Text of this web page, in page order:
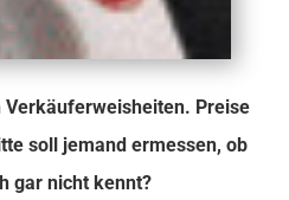
Verkäuferweisheiten. Preise
soll jemand ermessen, ob
gar nicht kennt?